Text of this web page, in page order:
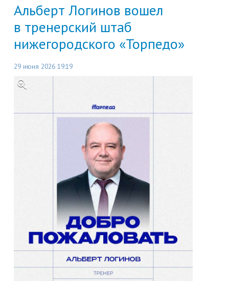
Альберт Логинов вошел
в тренерский штаб
нижегородского «Торпедо»
29 июня 2026 19:19